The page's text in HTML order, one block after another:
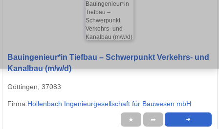
Bauingenieur*in Tiefbau – Schwerpunkt Verkehrs- und
Kanalbau (m/w/d)
Göttingen, 37083
Firma:Hollenbach Ingenieurgesellschaft für Bauwesen mbH
★ ➦ ➜